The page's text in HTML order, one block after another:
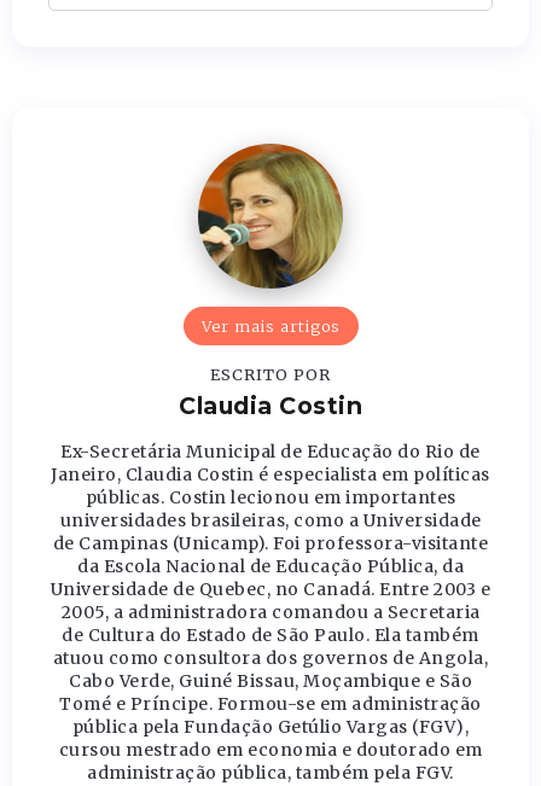
Ver mais artigos
ESCRITO POR
Claudia Costin
Ex-Secretária Municipal de Educação do Rio de
Janeiro, Claudia Costin é especialista em políticas
públicas. Costin lecionou em importantes
universidades brasileiras, como a Universidade
de Campinas (Unicamp). Foi professora-visitante
da Escola Nacional de Educação Pública, da
Universidade de Quebec, no Canadá. Entre 2003 e
2005, a administradora comandou a Secretaria
de Cultura do Estado de São Paulo. Ela também
atuou como consultora dos governos de Angola,
Cabo Verde, Guiné Bissau, Moçambique e São
Tomé e Príncipe. Formou-se em administração
pública pela Fundação Getúlio Vargas (FGV),
cursou mestrado em economia e doutorado em
administração pública, também pela FGV.